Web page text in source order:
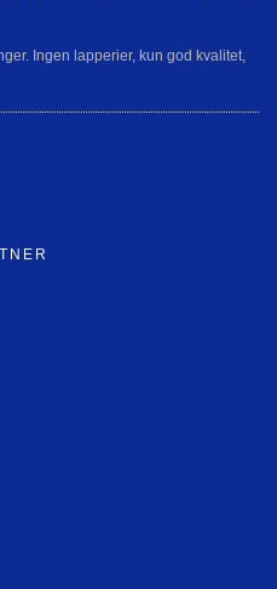
Ingen lapperier, kun god kvalitet,